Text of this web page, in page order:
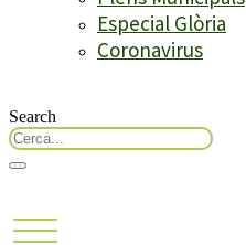
Especial Glòria
Coronavirus
Search